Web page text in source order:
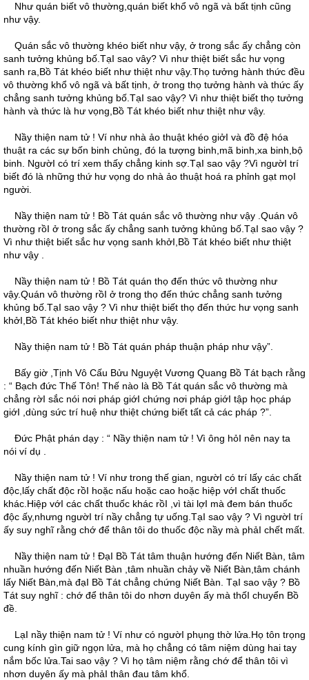
Như quán biết vô thường,quán biết khổ vô ngã và bất tịnh cũng
như vậy.
Quán sắc vô thường khéo biết như vậy, ở trong sắc ấy chẳng còn
sanh tưởng khủng bố.TạI sao vây? Vì như thiệt biết sắc hư vọng
sanh ra,Bồ Tát khéo biết như thiệt như vậy.Thọ tưởng hành thức đều
vô thường khổ vô ngã và bất tịnh, ở trong thọ tưởng hành và thức ấy
chẳng sanh tưởng khủng bố.TạI sao vậy? Vì như thiệt biết thọ tưởng
hành và thức là hư vọng,Bồ Tát khéo biết như thiệt như vậy.
Nầy thiện nam tử ! Ví như nhà ảo thuật khéo giởI và đồ đệ hóa
thuật ra các sự bốn binh chủng, đó la tượng binh,mã binh,xa binh,bộ
binh. NgườI có trí xem thấy chẳng kinh sợ.TạI sao vậy ?Vì ngườI trí
biết đó là những thứ hư vọng do nhà ảo thuật hoá ra phỉnh gạt mọI
người.
Nầy thiện nam tử ! Bồ Tát quán sắc vô thường như vậy .Quán vô
thường rồI ở trong sắc ấy chẳng sanh tưởng khủng bố.TạI sao vậy ?
Vì như thiệt biết sắc hư vọng sanh khởI,Bồ Tát khéo biết như thiệt
như vậy .
Nầy thiện nam tử ! Bồ Tát quán thọ đến thức vô thường như
vậy.Quán vô thường rồI ở trong thọ đến thức chẳng sanh tưởng
khủng bố.TạI sao vậy ? Vì như thiệt biết thọ đến thức hư vọng sanh
khởI,Bồ Tát khéo biết như thiệt như vậy.
Nầy thiện nam tử ! Bồ Tát quán pháp thuận pháp như vậy”.
Bấy giờ ,Tịnh Vô Cấu Bửu Nguyệt Vương Quang Bồ Tát bạch rằng
: “ Bạch đức Thế Tôn! Thế nào là Bồ Tát quán sắc vô thường mà
chẳng rờI sắc nói nơi pháp giớI chứng nơi pháp giớI tập học pháp
giớI ,dùng sức trí huệ như thiệt chứng biết tất cả các pháp ?”.
Ðức Phật phán dạy : “ Nầy thiện nam tử ! Vì ông hỏI nên nay ta
nói ví dụ .
Nầy thiện nam tử ! Ví như trong thế gian, ngườI có trí lấy các chất
độc,lấy chất độc rồI hoặc nấu hoặc cao hoặc hiệp vớI chất thuốc
khác.Hiệp vớI các chất thuốc khác rồI ,vì tài lợI mà đem bán thuốc
độc ấy,nhưng ngườI trí nầy chẳng tự uống.TạI sao vậy ? Vì ngườI trí
ấy suy nghĩ rằng chớ để thân tôi do thuốc độc nầy mà phảI chết mất.
Nầy thiện nam tử ! ÐạI Bồ Tát tâm thuận hướng đến Niết Bàn, tâm
nhuần hướng đến Niết Bàn ,tâm nhuần chảy về Niết Bàn,tâm chánh
lấy Niết Bàn,mà đạI Bồ Tát chẳng chứng Niết Bàn. TạI sao vậy ? Bồ
Tát suy nghĩ : chớ để thân tôi do nhơn duyên ấy mà thốI chuyển Bồ
đề.
LạI nầy thiện nam tử ! Ví như có ngườI phụng thờ lửa.Họ tôn trọng
cung kính gìn giữ ngọn lửa, mà họ chẳng có tâm niệm dùng hai tay
nắm bốc lửa.Tai sao vậy ? Vì họ tâm niệm rằng chớ để thân tôi vì
nhơn duyên ấy mà phảI thân đau tâm khổ.